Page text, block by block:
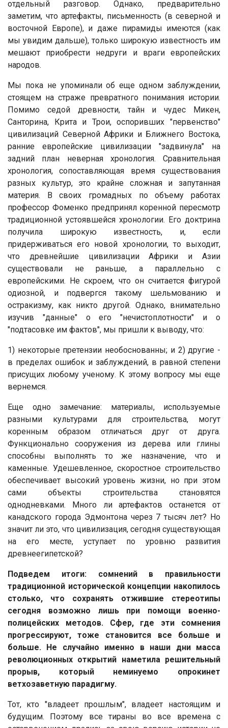
отдельный разговор. Однако, предварительно
заметим, что артефакты, письменность (в северной и
восточной Европе), и даже пирамиды имеются (как
мы увидим дальше), только широкую известность им
мешают приобрести недруги и враги европейских
народов.
Мы пока не упоминали об еще одном заблуждении,
стоящем на страже превратного понимания истории.
Помимо седой древности, тайн и чудес Микен,
Санторина, Крита и Трои, оспоривших "первенство"
цивилизаций Северной Африки и Ближнего Востока,
ранние европейские цивилизации "задвинула" на
задний план неверная хронология. Сравнительная
хронология, сопоставляющая время существования
разных культур, это крайне сложная и запутанная
материя. В своих громадных по объему работах
профессор Фоменко предпринял коренной пересмотр
традиционной устоявшейся хронологии. Его доктрина
получила широкую известность, и, если
придерживаться его новой хронологии, то выходит,
что древнейшие цивилизации Африки и Азии
существовали не раньше, а параллельно с
европейскими. Не скроем, что он считается фигурой
одиозной, и подвергся такому шельмованию и
остракизму, как никто другой. Однако, внимательно
изучив "данные" о его "нечистоплотности" и о
"подтасовке им фактов", мы пришли к выводу, что:
1) некоторые претензии необоснованны; и 2) другие -
в пределах ошибок и заблуждений, в равной степени
присущих любому ученому. К этому вопросу мы еще
вернемся.
Еще одно замечание: материалы, используемые
разными культурами для строительства, могут
коренным образом отличаться друг от друга.
Функционально сооружения из дерева или глины
способны выполнять то же назначение, что и
каменные. Удешевленное, скоростное строительство
обеспечивает высокий уровень жизни, но при этом
сами объекты строительства становятся
однодневками. Много ли артефактов останется от
канадского города Эдмонтона через 7 тысяч лет? Но
значит ли это, что цивилизация, сегодня существующая
на его месте, уступает по уровню развития
древнеегипетской?
Подведем итоги: сомнений в правильности
традиционной исторической концепции накопилось
столько, что сохранять отжившие стереотипы
сегодня возможно лишь при помощи военно-
полицейских методов. Сфер, где эти сомнения
прогрессируют, тоже становится все больше и
больше. Не случайно именно в наши дни масса
революционных открытий наметила решительный
прорыв, который неминуемо опрокинет
ветхозаветную парадигму.
Тот, кто "владеет прошлым", владеет настоящим и
будущим. Поэтому все тираны во все времена с